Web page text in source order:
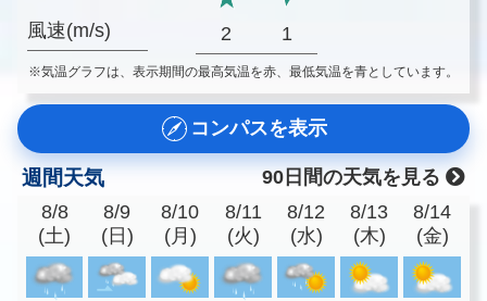
風速(m/s) 2 1
※気温グラフは、表示期間の最高気温を赤、最低気温を青としています。
コンパスを表示
週間天気
90日間の天気を見る
8/8
(土)
8/9
(日)
8/10
(月)
8/11
(火)
8/12
(水)
8/13
(木)
8/14
(金)